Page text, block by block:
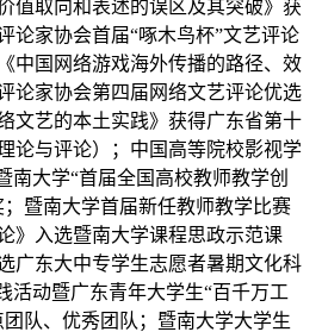
值取向和表述的误区及其突破》获
论家协会首届“啄木鸟杯”文艺评论
中国网络游戏海外传播的路径、效
论家协会第四届网络文艺评论优选
文艺的本土实践》 获得广东省第十
论与评论）；中国高等院校影视学
南大学“首届全国高校教师教学创
暨南大学首届新任教师教学比赛
》入选暨南大学课程思政示范课
广东大中专学生志愿者暑期文化科
活动暨广东青年大学生“百千万工
队、优秀团队；暨南大学大学生